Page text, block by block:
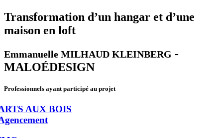
Transformation d’un hangar et d’une
maison en loft
Emmanuelle MILHAUD KLEINBERG -
MALOÉDESIGN
Professionnels ayant participé au projet
AUX BOIS